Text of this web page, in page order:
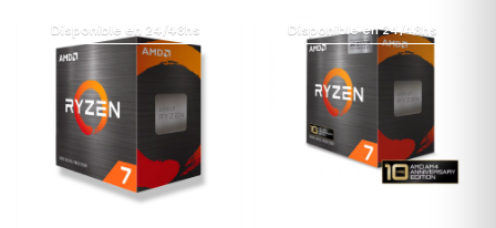
Disponible en 24/48hs Disponible en 24/48hs